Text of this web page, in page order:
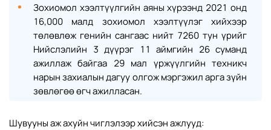
Зохиомол хээлтүүлгийн аяны хүрээнд 2021 онд
16,000 малд зохиомол хээлтүүлэг хийхээр
төлөвлөж генийн сангаас нийт 7260 тун үрийг
Нийслэлийн 3 дүүрэг 11 аймгийн 26 суманд
ажиллаж байгаа 29 мал үржүүлгийн техникч
нарын захиалын дагуу олгож мэргэжил арга зүйн
зөвлөгөө өгч ажилласан.
Шувууны аж ахуйн чиглэлээр хийсэн ажлууд: